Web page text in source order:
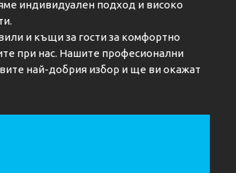
индивидуален подход и високо
и къщи за гости за комфортно
при нас. Нашите професионални
най-добрия избор и ще ви окажат